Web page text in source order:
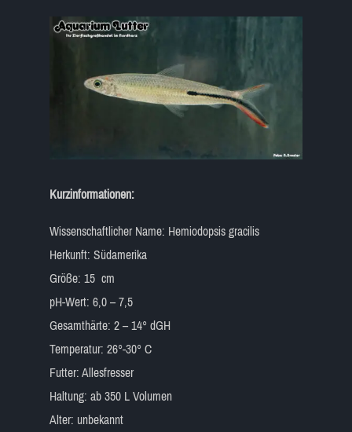
Kurzinformationen:
Wissenschaftlicher Name: Hemiodopsis gracilis
Herkunft: Südamerika
Größe: 15 cm
pH-Wert: 6,0 – 7,5
Gesamthärte: 2 – 14° dGH
Temperatur: 26°-30° C
Futter: Allesfresser
Haltung: ab 350 L Volumen
Alter: unbekannt